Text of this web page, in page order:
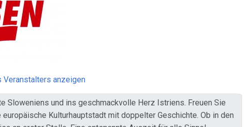
anzeigen
Sloweniens und ins geschmackvolle Herz Istriens. Freuen Sie
Kulturhauptstadt mit doppelter Geschichte. Ob in den